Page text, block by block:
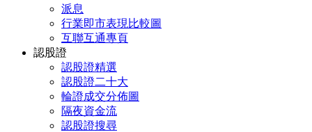
派息
行業即市表現比較圖
互聯互通專頁
認股證
認股證精選
認股證二十大
輪證成交分佈圖
隔夜資金流
認股證搜尋